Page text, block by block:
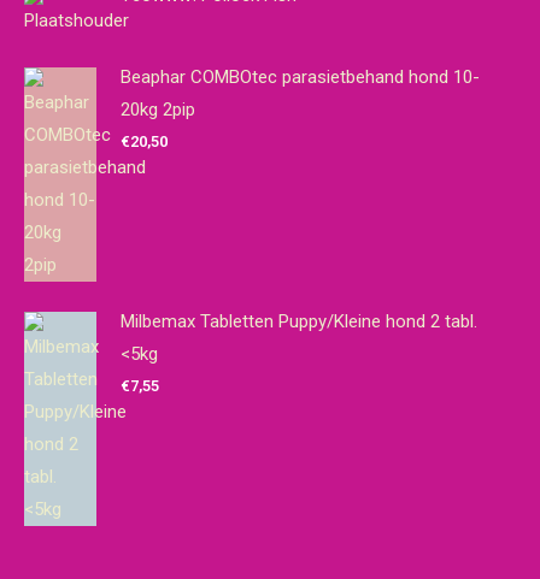
Beaphar COMBOtec parasietbehand hond 10-
20kg 2pip
€20,50
Milbemax Tabletten Puppy/Kleine hond 2 tabl.
<5kg
€7,55